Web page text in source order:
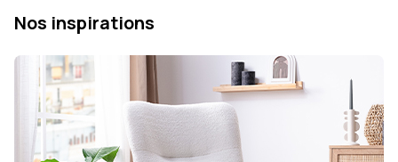
Nos inspirations